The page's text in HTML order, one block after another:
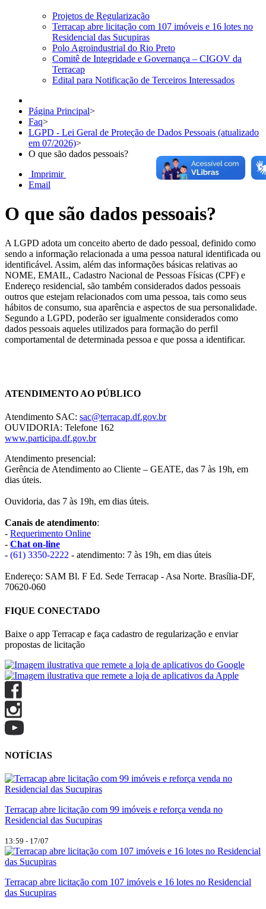
Projetos de Regularização
Terracap abre licitação com 107 imóveis e 16 lotes no
Residencial das Sucupiras
Polo Agroindustrial do Rio Preto
Comitê de Integridade e Governança – CIGOV da
Terracap
Edital para Notificação de Terceiros Interessados
Página Principal>
Faq>
LGPD - Lei Geral de Proteção de Dados Pessoais (atualizado
em 07/2026)>
O que são dados pessoais?
Imprimir
Email
O que são dados pessoais?
A LGPD adota um conceito aberto de dado pessoal, definido como
sendo a informação relacionada a uma pessoa natural identificada ou
identificável. Assim, além das informações básicas relativas ao
NOME, EMAIL, Cadastro Nacional de Pessoas Físicas (CPF) e
Endereço residencial, são também considerados dados pessoais
outros que estejam relacionados com uma pessoa, tais como seus
hábitos de consumo, sua aparência e aspectos de sua personalidade.
Segundo a LGPD, poderão ser igualmente considerados como
dados pessoais aqueles utilizados para formação do perfil
comportamental de determinada pessoa e que possa a identificar.
ATENDIMENTO AO PÚBLICO
Atendimento SAC: sac@terracap.df.gov.br
OUVIDORIA: Telefone 162
www.participa.df.gov.br
Atendimento presencial:
Gerência de Atendimento ao Cliente – GEATE, das 7 às 19h, em
dias úteis.
Ouvidoria, das 7 às 19h, em dias úteis.
Canais de atendimento:
- Requerimento Online
- Chat on-line
- (61) 3350-2222 - atendimento: 7 às 19h, em dias úteis
Endereço: SAM Bl. F Ed. Sede Terracap - Asa Norte. Brasília-DF,
70620-060
FIQUE CONECTADO
Baixe o app Terracap e faça cadastro de regularização e enviar
propostas de licitação
NOTÍCIAS
Terracap abre licitação com 99 imóveis e reforça venda no
Residencial das Sucupiras
13:59 - 17/07
Terracap abre licitação com 107 imóveis e 16 lotes no Residencial
das Sucupiras